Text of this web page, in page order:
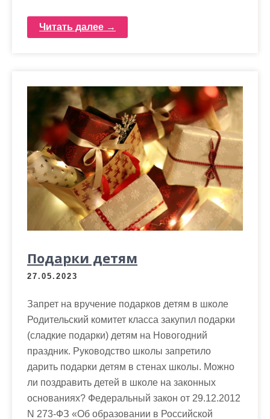
Читать далее →
Подарки детям
27.05.2023
Запрет на вручение подарков детям в школе
Родительский комитет класса закупил подарки
(сладкие подарки) детям на Новогодний
праздник. Руководство школы запретило
дарить подарки детям в стенах школы. Можно
ли поздравить детей в школе на законных
основаниях? Федеральный закон от 29.12.2012
N 273-ФЗ «Об образовании в Российской